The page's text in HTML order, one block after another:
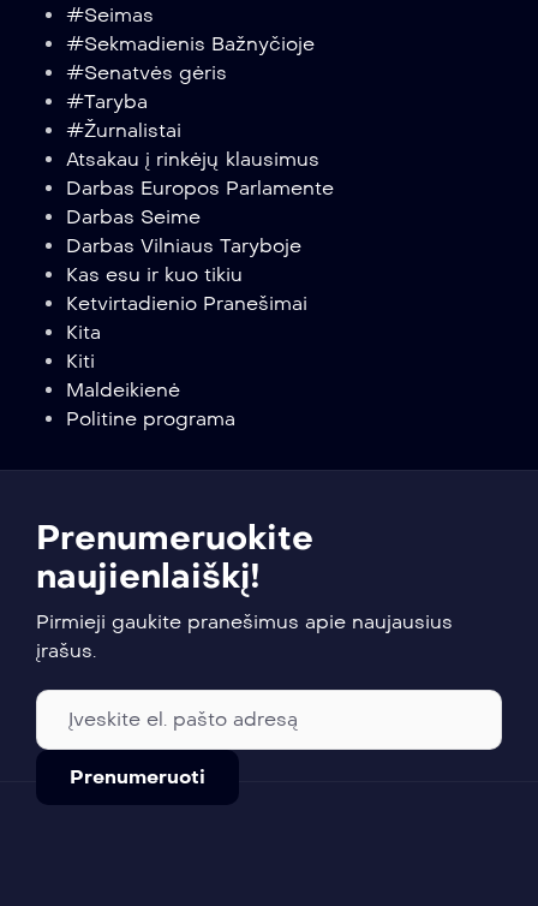
#Seimas
#Sekmadienis Bažnyčioje
#Senatvės gėris
#Taryba
#Žurnalistai
Atsakau į rinkėjų klausimus
Darbas Europos Parlamente
Darbas Seime
Darbas Vilniaus Taryboje
Kas esu ir kuo tikiu
Ketvirtadienio Pranešimai
Kita
Kiti
Maldeikienė
Politine programa
Prenumeruokite
naujienlaiškį!
Pirmieji gaukite pranešimus apie naujausius
įrašus.